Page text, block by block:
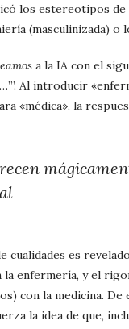
los estereotipos
(masculinizada) o
a la IA con el
Al introducir
«médica», la
cualidades es
enfermería, y el
con la medicina.
la idea de que,